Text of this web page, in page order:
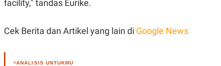
facility," tandas Eurike.
Cek Berita dan Artikel yang lain di Google News
ANALISIS UNTUKMU